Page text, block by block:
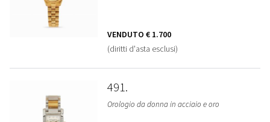
VENDUTO € 1.700
(diritti d'asta esclusi)
491
Orologio da donna in acciaio e oro